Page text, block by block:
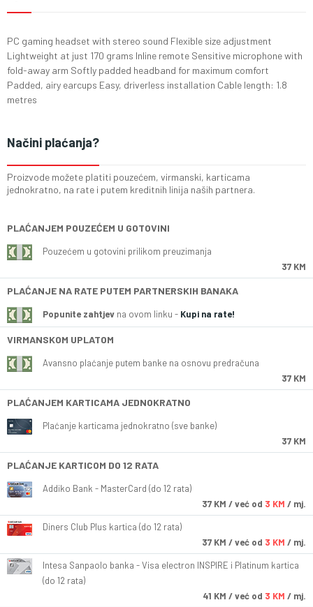
PC gaming headset with stereo sound Flexible size adjustment
Lightweight at just 170 grams Inline remote Sensitive microphone with
fold-away arm Softly padded headband for maximum comfort
Padded, airy earcups Easy, driverless installation Cable length: 1.8
metres
Načini plaćanja?
Proizvode možete platiti pouzećem, virmanski, karticama
jednokratno, na rate i putem kreditnih linija naših partnera.
PLAĆANJEM POUZEĆEM U GOTOVINI
Pouzećem u gotovini prilikom preuzimanja
37 KM
PLAĆANJE NA RATE PUTEM PARTNERSKIH BANAKA
Popunite zahtjev na ovom linku - Kupi na rate!
VIRMANSKOM UPLATOM
Avansno plaćanje putem banke na osnovu predračuna
37 KM
PLAĆANJEM KARTICAMA JEDNOKRATNO
Plaćanje karticama jednokratno (sve banke)
37 KM
PLAĆANJE KARTICOM DO 12 RATA
Addiko Bank - MasterCard (do 12 rata)
37 KM / već od 3 KM / mj.
Diners Club Plus kartica (do 12 rata)
37 KM / već od 3 KM / mj.
Intesa Sanpaolo banka - Visa electron INSPIRE i Platinum kartica
(do 12 rata)
41 KM / već od 3 KM / mj.